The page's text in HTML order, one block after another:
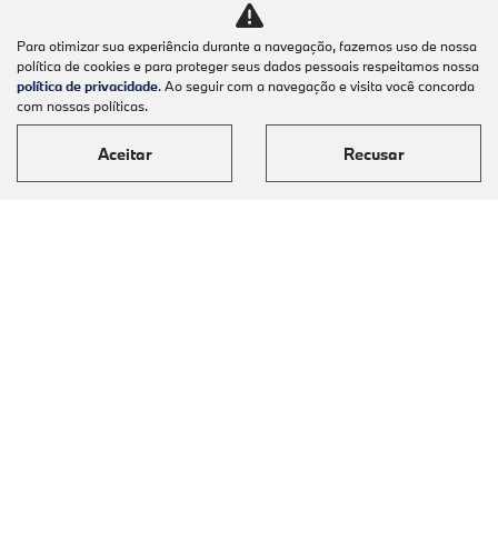
Para otimizar sua experiência durante a navegação, fazemos uso de nossa
política de cookies e para proteger seus dados pessoais respeitamos nossa
política de privacidade. Ao seguir com a navegação e visita você concorda
com nossas políticas.
Aceitar Recusar